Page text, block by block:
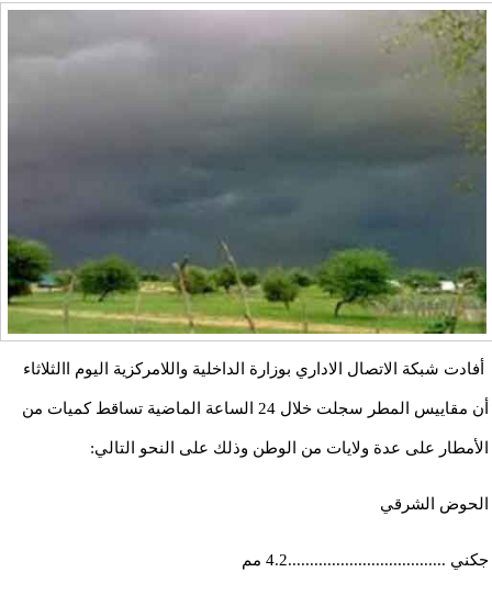
أفادت شبكة الاتصال الاداري بوزارة الداخلية واللامركزية اليوم االثلاثاء
أن مقاييس المطر سجلت خلال 24 الساعة الماضية تساقط كميات من
الأمطار على عدة ولايات من الوطن وذلك على النحو التالي:
الحوض الشرقي
جكني ....................................4.2 مم